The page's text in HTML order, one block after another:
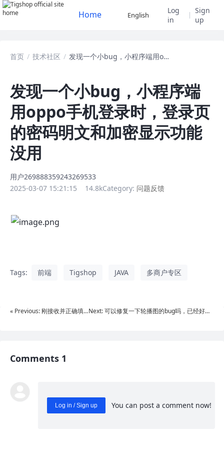
Home English
Log
in
Sign
up
首页 / 技术社区 / 发现一个小bug，小程序端用oppo手机登录时，登录页的密码明文和加密显示功能没用
发现一个小bug，小程序端
用oppo手机登录时，登录页
的密码明文和加密显示功能
没用
用户269888359243269533
2025-03-07 15:21:15
14.8kCategory: 问题反馈
Tags: 前端 Tigshop JAVA 多商户专区
« Previous: 刚接收并正确填
Next: 可以修复一下轮播图的bug吗，已经好几
Comments 1
Log in / Sign up
You can post a comment now!